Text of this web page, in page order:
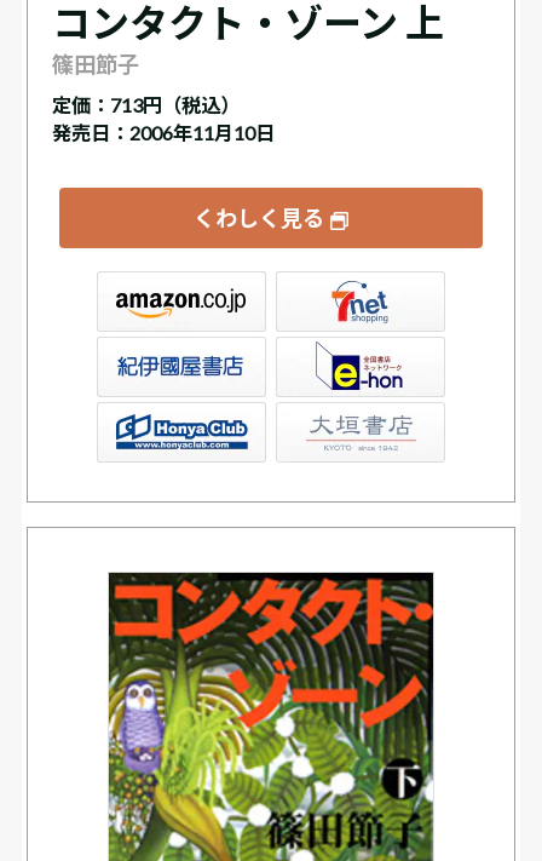
コンタクト・ゾーン 上
篠田節子
定価： 713円（税込）
発売日：2006年11月10日
くわしく見る